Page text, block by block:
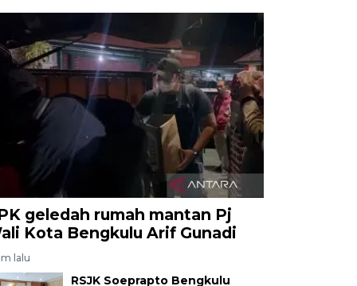
geledah rumah mantan Pj
Kota Bengkulu Arif Gunadi
lalu
RSJK Soeprapto Bengkulu